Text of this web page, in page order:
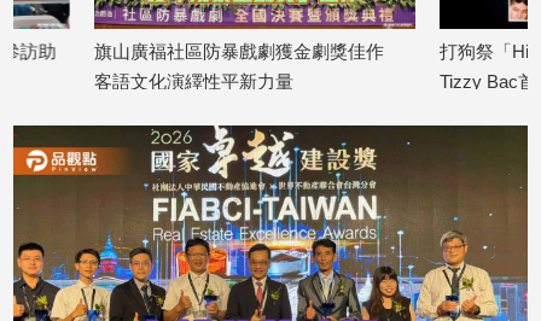
區
【我
點】
旗山廣福社區防暴戲劇獲金劇獎佳作
客語文化演繹性平新力量
打狗祭「Hi-ing 5」
Tizzy Bac首登台 3
2026/08/10